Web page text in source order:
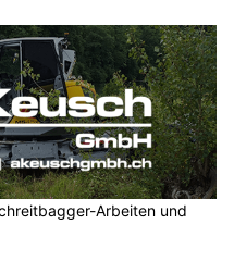
Arbeiten und